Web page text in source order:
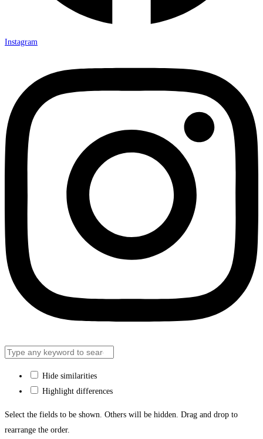
Instagram
Hide similarities
Highlight differences
Select the fields to be shown. Others will be hidden. Drag and drop to
rearrange the order.